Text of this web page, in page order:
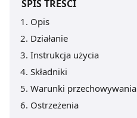
SPIS TREŚCI
Opis
Działanie
Instrukcja użycia
Składniki
Warunki przechowywania
Ostrzeżenia